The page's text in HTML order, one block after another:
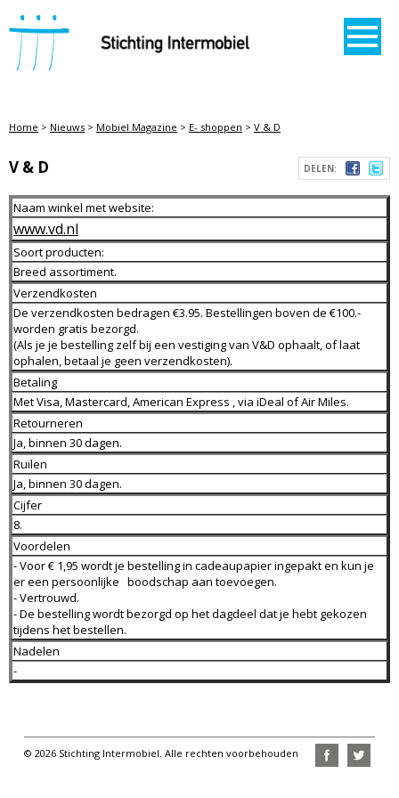
STICHTING INTERMOBIEL
Home > Nieuws > Mobiel Magazine > E- shoppen > V & D
DELEN:
V & D
Naam winkel met website:
www.vd.nl
Soort producten:
Breed assortiment.
Verzendkosten
De verzendkosten bedragen €3.95. Bestellingen boven de €100.-
worden gratis bezorgd.
(Als je je bestelling zelf bij een vestiging van V&D ophaalt, of laat
ophalen, betaal je geen verzendkosten).
Betaling
Met Visa, Mastercard, American Express , via iDeal of Air Miles.
Retourneren
Ja, binnen 30 dagen.
Ruilen
Ja, binnen 30 dagen.
Cijfer
8.
Voordelen
- Voor € 1,95 wordt je bestelling in cadeaupapier ingepakt en kun je
er een persoonlijke boodschap aan toevoegen.
- Vertrouwd.
- De bestelling wordt bezorgd op het dagdeel dat je hebt gekozen
tijdens het bestellen.
Nadelen
-
© 2026 Stichting Intermobiel. Alle rechten voorbehouden